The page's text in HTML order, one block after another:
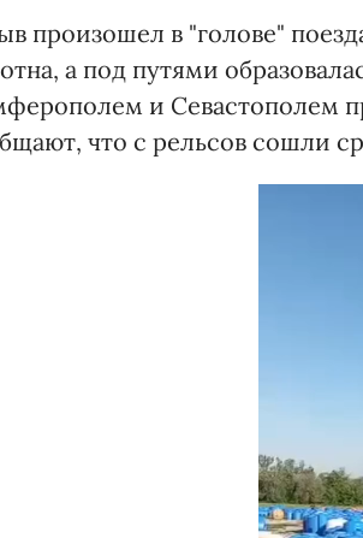
произошел в "голове"
а под путями
и Севастополем
что с рельсов сошли